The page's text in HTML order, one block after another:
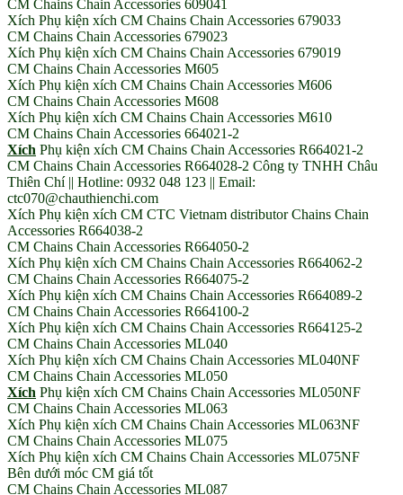
CM Chains Chain Accessories 609041
Xích Phụ kiện xích CM Chains Chain Accessories 679033
CM Chains Chain Accessories 679023
Xích Phụ kiện xích CM Chains Chain Accessories 679019
CM Chains Chain Accessories M605
Xích Phụ kiện xích CM Chains Chain Accessories M606
CM Chains Chain Accessories M608
Xích Phụ kiện xích CM Chains Chain Accessories M610
CM Chains Chain Accessories 664021-2
Xích Phụ kiện xích CM Chains Chain Accessories R664021-2
CM Chains Chain Accessories R664028-2 Công ty TNHH Châu
Thiên Chí || Hotline: 0932 048 123 || Email:
ctc070@chauthienchi.com
Xích Phụ kiện xích CM CTC Vietnam distributor Chains Chain
Accessories R664038-2
CM Chains Chain Accessories R664050-2
Xích Phụ kiện xích CM Chains Chain Accessories R664062-2
CM Chains Chain Accessories R664075-2
Xích Phụ kiện xích CM Chains Chain Accessories R664089-2
CM Chains Chain Accessories R664100-2
Xích Phụ kiện xích CM Chains Chain Accessories R664125-2
CM Chains Chain Accessories ML040
Xích Phụ kiện xích CM Chains Chain Accessories ML040NF
CM Chains Chain Accessories ML050
Xích Phụ kiện xích CM Chains Chain Accessories ML050NF
CM Chains Chain Accessories ML063
Xích Phụ kiện xích CM Chains Chain Accessories ML063NF
CM Chains Chain Accessories ML075
Xích Phụ kiện xích CM Chains Chain Accessories ML075NF
Bên dưới móc CM giá tốt
CM Chains Chain Accessories ML087